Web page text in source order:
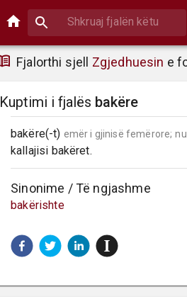
Fjalorthi sjell Zgjedhuesin e
Kuptimi i fjalës bakëre
bakëre(-t) emër i gjinisë femërore;
kallajisi bakëret.
Sinonime / Të ngjashme
bakërishte